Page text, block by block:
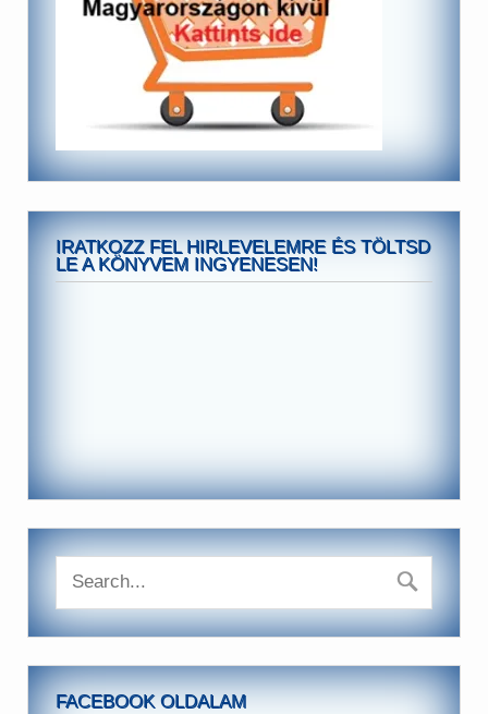
IRATKOZZ FEL HIRLEVELEMRE ÉS TÖLTSD
LE A KÖNYVEM INGYENESEN!
FACEBOOK OLDALAM